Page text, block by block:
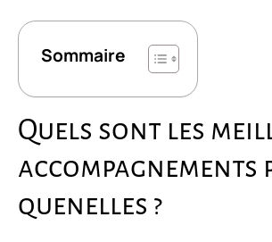
Sommaire
Quels sont les
accompagnements
quenelles ?